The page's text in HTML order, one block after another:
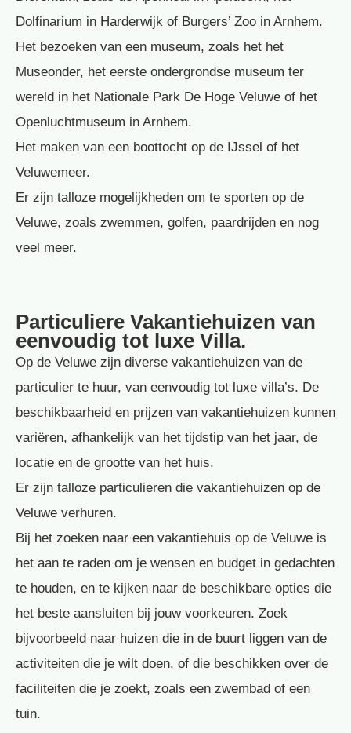
Dolfinarium in Harderwijk of Burgers’ Zoo in Arnhem.
Het bezoeken van een museum, zoals het het
Museonder, het eerste ondergrondse museum ter
wereld in het Nationale Park De Hoge Veluwe of het
Openluchtmuseum in Arnhem.
Het maken van een boottocht op de IJssel of het
Veluwemeer.
Er zijn talloze mogelijkheden om te sporten op de
Veluwe, zoals zwemmen, golfen, paardrijden en nog
veel meer.
Particuliere Vakantiehuizen van
eenvoudig tot luxe Villa.
Op de Veluwe zijn diverse vakantiehuizen van de
particulier te huur, van eenvoudig tot luxe villa’s. De
beschikbaarheid en prijzen van vakantiehuizen kunnen
variëren, afhankelijk van het tijdstip van het jaar, de
locatie en de grootte van het huis.
Er zijn talloze particulieren die vakantiehuizen op de
Veluwe verhuren.
Bij het zoeken naar een vakantiehuis op de Veluwe is
het aan te raden om je wensen en budget in gedachten
te houden, en te kijken naar de beschikbare opties die
het beste aansluiten bij jouw voorkeuren. Zoek
bijvoorbeeld naar huizen die in de buurt liggen van de
activiteiten die je wilt doen, of die beschikken over de
faciliteiten die je zoekt, zoals een zwembad of een
tuin.